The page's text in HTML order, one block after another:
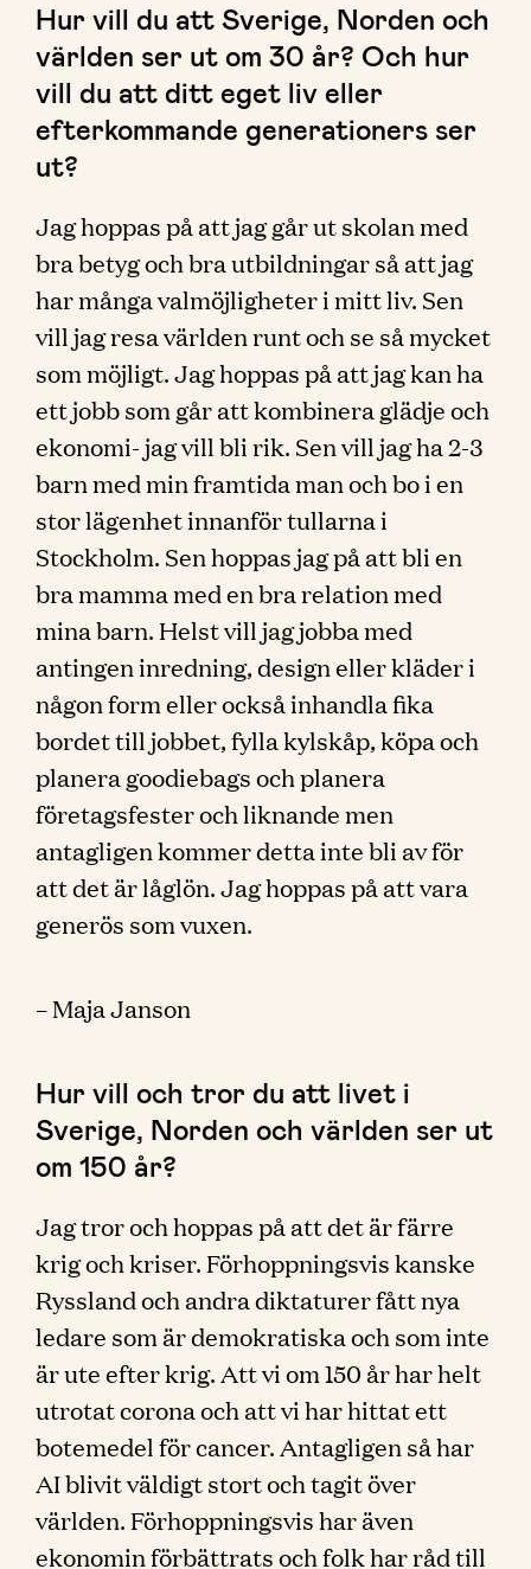
Hur vill du att Sverige, Norden och
världen ser ut om 30 år? Och hur
vill du att ditt eget liv eller
efterkommande generationers ser
ut?
Jag hoppas på att jag går ut skolan med
bra betyg och bra utbildningar så att jag
har många valmöjligheter i mitt liv. Sen
vill jag resa världen runt och se så mycket
som möjligt. Jag hoppas på att jag kan ha
ett jobb som går att kombinera glädje och
ekonomi- jag vill bli rik. Sen vill jag ha 2-3
barn med min framtida man och bo i en
stor lägenhet innanför tullarna i
Stockholm. Sen hoppas jag på att bli en
bra mamma med en bra relation med
mina barn. Helst vill jag jobba med
antingen inredning, design eller kläder i
någon form eller också inhandla fika
bordet till jobbet, fylla kylskåp, köpa och
planera goodiebags och planera
företagsfester och liknande men
antagligen kommer detta inte bli av för
att det är låglön. Jag hoppas på att vara
generös som vuxen.
– Maja Janson
Hur vill och tror du att livet i
Sverige, Norden och världen ser ut
om 150 år?
Jag tror och hoppas på att det är färre
krig och kriser. Förhoppningsvis kanske
Ryssland och andra diktaturer fått nya
ledare som är demokratiska och som inte
är ute efter krig. Att vi om 150 år har helt
utrotat corona och att vi har hittat ett
botemedel för cancer. Antagligen så har
AI blivit väldigt stort och tagit över
världen. Förhoppningsvis har även
ekonomin förbättrats och folk har råd till